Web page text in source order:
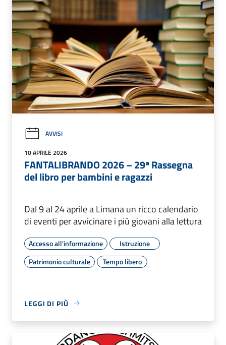
AVVISI
10 APRILE 2026
FANTALIBRANDO 2026 – 29ª Rassegna
del libro per bambini e ragazzi
Dal 9 al 24 aprile a Limana un ricco calendario
di eventi per avvicinare i più giovani alla lettura
Accesso all'informazione
Istruzione
Patrimonio culturale
Tempo libero
LEGGI DI PIÙ